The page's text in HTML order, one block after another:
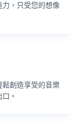
，只受您的想像
創造享受的音樂
。